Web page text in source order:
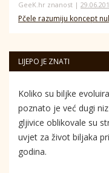
GeeK.hr znanost |
Pčele razumiju koncept
LIJEPO JE ZNATI
Koliko su biljke
poznato je već dugi
gljivice oblikovale su
uvjet za život biljaka
godina.